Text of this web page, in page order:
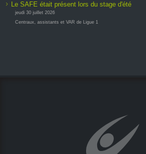
Le SAFE était présent lors du stage d'été
jeudi 30 juillet 2026
Centraux, assistants et VAR de Ligue 1